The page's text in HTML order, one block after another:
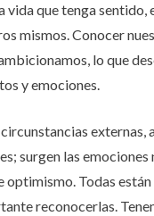
vida que tenga sentido,
mismos. Conocer
lo que
y emociones.
externas,
surgen las emociones
optimismo. Todas
reconocerlas.